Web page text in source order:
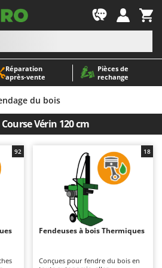
Réparation
après‑vente
Pièces de
rechange
tondeuses autoportés
pour gazon
de terre pour tracteur
Électriques
sur roues
du bois
Vérin 120 cm
92
Fendeuses à bois Thermiques
Conçues pour fendre du bois en
18